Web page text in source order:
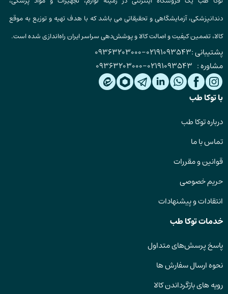
دندانپزشکی، آزمایشگاهی و تحقیقاتی می باشد که با هدف تهیه و توزیع به موقع
کالا، تضمین کیفیت و اصالت کالا و پوشش‌دهی سراسر ایران راه‌اندازی شده است.
پشتیبانی :02191093543
-
09363203000
مشاوره : 02191093543
-
09363203000
با توکا طب
درباره توکا طب
تماس با ما
قوانین و مقررات
حریم خصوصی
انتقادات و پیشنهادات
خدمات توکا طب
پاسخ پرسش‌های متداول
نحوه ارسال سفارش ها
رویه های بازگرداندن کالا